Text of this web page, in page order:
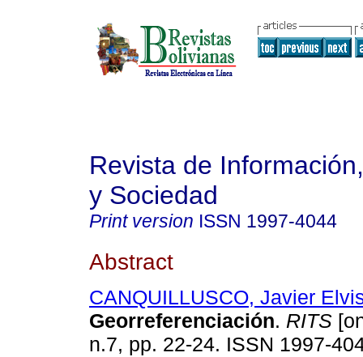
Revista de
y Sociedad
Print version ISSN 1997-4044
Abstract
CANQUILLUSCO, Javier
Georreferenciación. RITS
n.7, pp. 22-24. ISSN 1997-